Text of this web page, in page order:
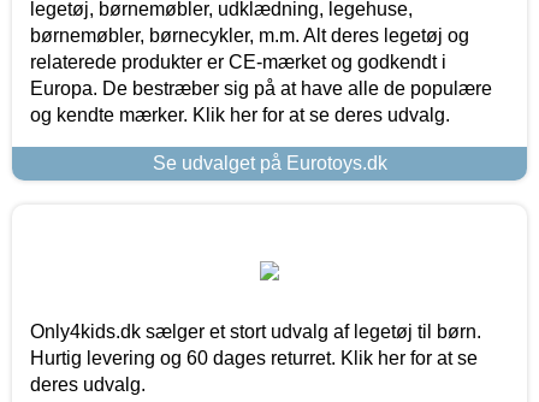
legetøj, børnemøbler, udklædning, legehuse,
børnemøbler, børnecykler, m.m. Alt deres legetøj og
relaterede produkter er CE-mærket og godkendt i
Europa. De bestræber sig på at have alle de populære
og kendte mærker. Klik her for at se deres udvalg.
Se udvalget på Eurotoys.dk
Only4kids.dk sælger et stort udvalg af legetøj til børn.
Hurtig levering og 60 dages returret. Klik her for at se
deres udvalg.